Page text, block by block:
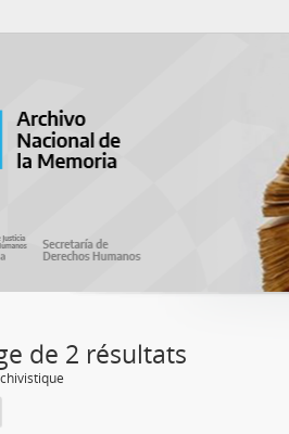
de 2 résultats